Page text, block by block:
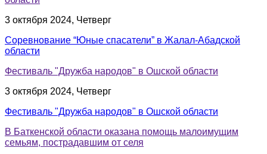
3 октября 2024, Четверг
Соревнование “Юные спасатели” в Жалал-Абадской
области
Фестиваль "Дружба народов" в Ошской области
3 октября 2024, Четверг
Фестиваль "Дружба народов" в Ошской области
В Баткенской области оказана помощь малоимущим
семьям, пострадавшим от селя